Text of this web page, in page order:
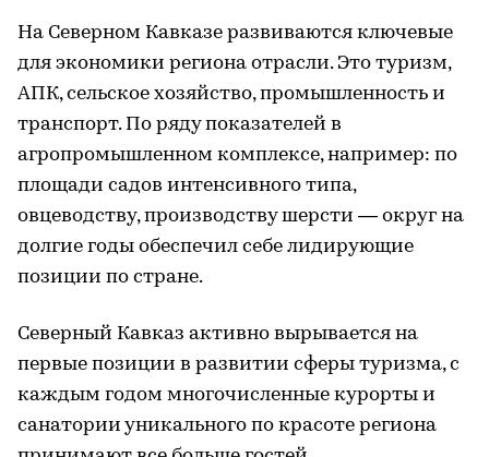
На Северном Кавказе развиваются ключевые
для экономики региона отрасли. Это туризм,
АПК, сельское хозяйство, промышленность и
транспорт. По ряду показателей в
агропромышленном комплексе, например: по
площади садов интенсивного типа,
овцеводству, производству шерсти — округ на
долгие годы обеспечил себе лидирующие
позиции по стране.
Северный Кавказ активно вырывается на
первые позиции в развитии сферы туризма, с
каждым годом многочисленные курорты и
санатории уникального по красоте региона